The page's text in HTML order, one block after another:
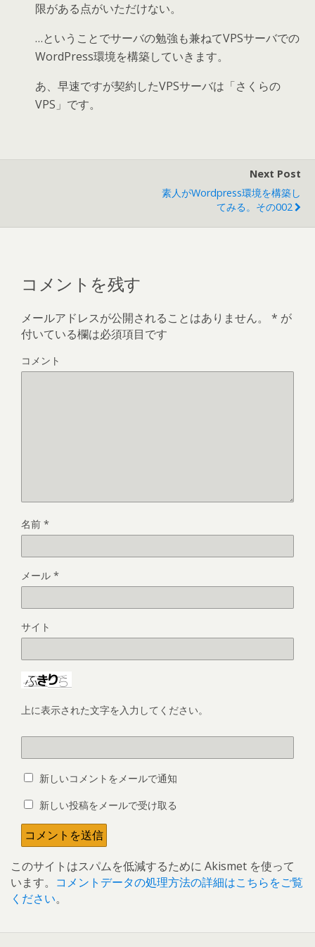
限がある点がいただけない。
…ということでサーバの勉強も兼ねてVPSサーバでの
WordPress環境を構築していきます。
あ、早速ですが契約したVPSサーバは「さくらの
VPS」です。
Next Post
素人がWordpress環境を構築し
てみる。その002
コメントを残す
メールアドレスが公開されることはありません。 * が
付いている欄は必須項目です
コメント
名前 *
メール *
サイト
上に表示された文字を入力してください。
新しいコメントをメールで通知
新しい投稿をメールで受け取る
このサイトはスパムを低減するために Akismet を使って
います。 コメントデータの処理方法の詳細はこちらをご覧
ください。